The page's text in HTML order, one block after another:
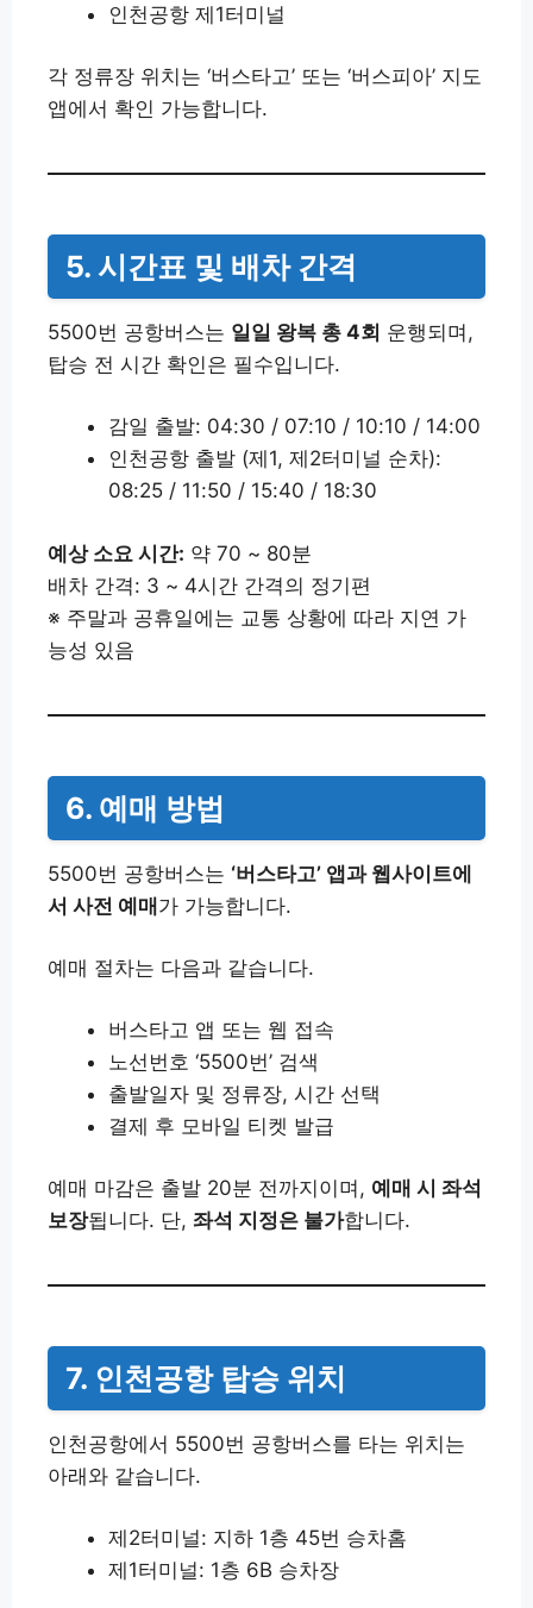
인천공항 제1터미널
각 정류장 위치는 ‘버스타고’ 또는 ‘버스피아’ 지도
앱에서 확인 가능합니다.
5. 시간표 및 배차 간격
5500번 공항버스는 일일 왕복 총 4회 운행되며,
탑승 전 시간 확인은 필수입니다.
감일 출발: 04:30 / 07:10 / 10:10 / 14:00
인천공항 출발 (제1, 제2터미널 순차):
08:25 / 11:50 / 15:40 / 18:30
예상 소요 시간: 약 70 ~ 80분
배차 간격: 3 ~ 4시간 간격의 정기편
※ 주말과 공휴일에는 교통 상황에 따라 지연 가
능성 있음
6. 예매 방법
5500번 공항버스는 ‘버스타고’ 앱과 웹사이트에
서 사전 예매가 가능합니다.
예매 절차는 다음과 같습니다.
버스타고 앱 또는 웹 접속
노선번호 ‘5500번’ 검색
출발일자 및 정류장, 시간 선택
결제 후 모바일 티켓 발급
예매 마감은 출발 20분 전까지이며, 예매 시 좌석
보장됩니다. 단, 좌석 지정은 불가합니다.
7. 인천공항 탑승 위치
인천공항에서 5500번 공항버스를 타는 위치는
아래와 같습니다.
제2터미널: 지하 1층 45번 승차홈
제1터미널: 1층 6B 승차장